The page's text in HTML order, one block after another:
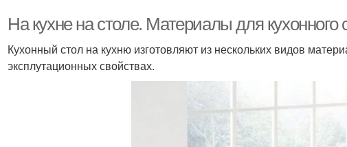
На кухне на столе. Материалы для кухонного
Кухонный стол на кухню изготовляют из нескольких видов
эксплутационных свойствах.